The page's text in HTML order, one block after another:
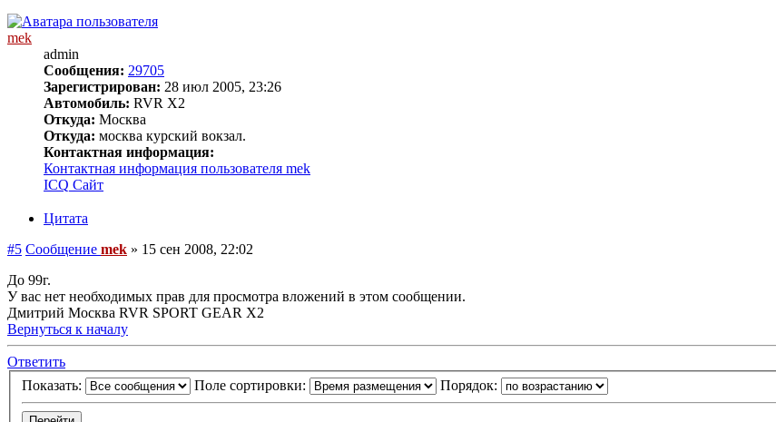
mek
admin
Сообщения: 29705
Зарегистрирован: 28 июл 2005, 23:26
Автомобиль: RVR X2
Откуда: Москва
Откуда: москва курский вокзал.
Контактная информация:
Контактная информация пользователя mek
ICQ Сайт
Цитата
#5 Сообщение mek » 15 сен 2008, 22:02
До 99г.
У вас нет необходимых прав для просмотра вложений в этом сообщении.
Дмитрий Москва RVR SPORT GEAR X2
Вернуться к началу
Ответить
Показать:
Поле сортировки: Порядок: